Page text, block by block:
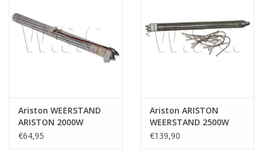
Ariston WEERSTAND
ARISTON 2000W
AXVM200 230V-39cm X
€64,95
Ariston ARISTON
WEERSTAND 2500W
46CM 40MM
€139,90